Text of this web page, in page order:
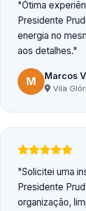
Ótima
Presidente
energia no
aos detalhes.
M Marcos
Vila
Solicitei uma
Presidente
organização,